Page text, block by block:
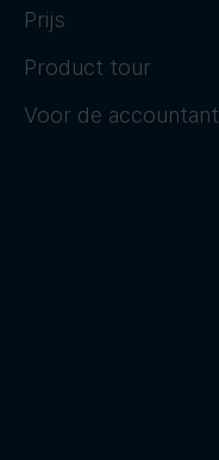
Prijs
Product tour
Voor de accountant